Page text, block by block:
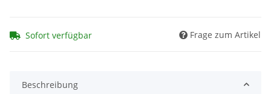
Sofort verfügbar Frage zum Artikel
Beschreibung